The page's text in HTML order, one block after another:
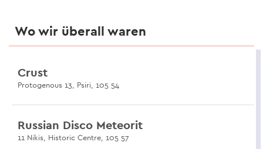
Wo wir überall waren
Crust
Protogenous 13, Psiri, 105 54
Russian Disco Meteorit
11 Nikis, Historic Centre, 105 57